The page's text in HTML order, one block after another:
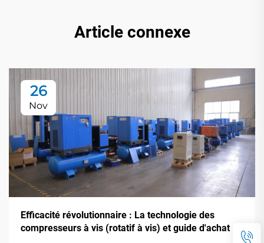
Article connexe
26
Nov
Efficacité révolutionnaire : La technologie des
compresseurs à vis (rotatif à vis) et guide d'achat